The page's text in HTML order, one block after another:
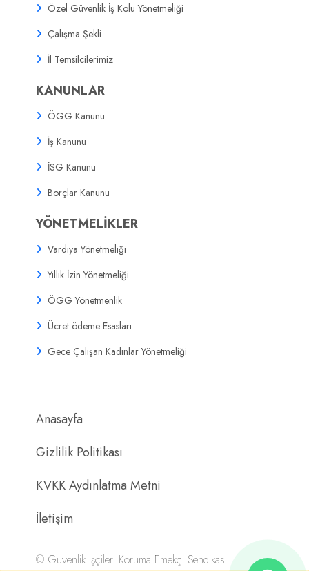
Özel Güvenlik İş Kolu Yönetmeliği
Çalışma Şekli
İl Temsilcilerimiz
KANUNLAR
ÖGG Kanunu
İş Kanunu
İSG Kanunu
Borçlar Kanunu
YÖNETMELİKLER
Vardiya Yönetmeliği
Yıllık İzin Yönetmeliği
ÖGG Yönetmenlik
Ücret ödeme Esasları
Gece Çalışan Kadınlar Yönetmeliği
Anasayfa
Gizlilik Politikası
KVKK Aydınlatma Metni
İletişim
© Güvenlik İşçileri Koruma Emekçi Sendikası